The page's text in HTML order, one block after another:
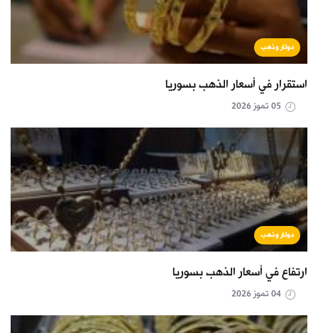
دولار وذهب
استقرار في أسعار الذهب بسوريا
دولار وذهب
ارتفاع في أسعار الذهب بسوريا